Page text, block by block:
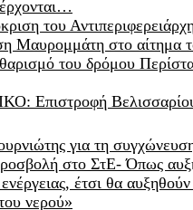
του
Μαυρομμάτη στο αίτημα
του δρόμου
Επιστροφή
για τη
στο ΣτΕ- Όπως
έτσι θα
νερού»